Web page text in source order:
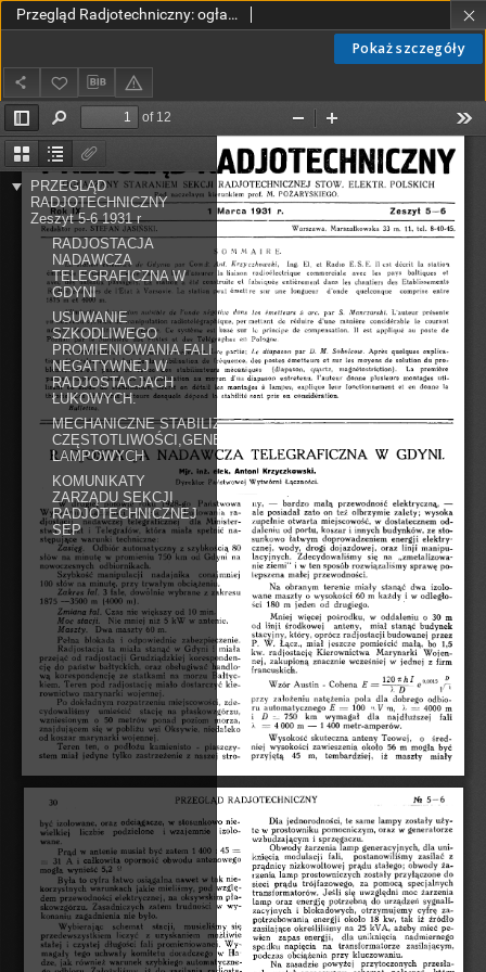
Pokaż szczegóły
Przegląd Radjotechniczny: ogłaszany staraniem Sekcji Radiotechnicznej Stow. Elektr. Polskich R. IX z. 5-6 (1931)